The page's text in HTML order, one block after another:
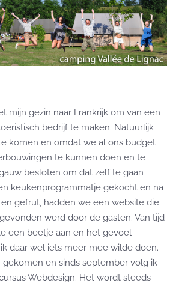
mijn gezin naar Frankrijk­­­ om van een
bedrijf te maken. Natuurlijk
komen en omdat we al ons budget
te kunnen doen en te
besloten om dat zelf te gaan
keukenprogrammatje gekocht en na
gefrut, hadden we een website die
werd door de gasten. Van tijd
een beetje aan en het gevoel
daar wel iets meer mee wilde doen.
gekomen en sinds september volg ik
Webdesign. Het wordt steeds